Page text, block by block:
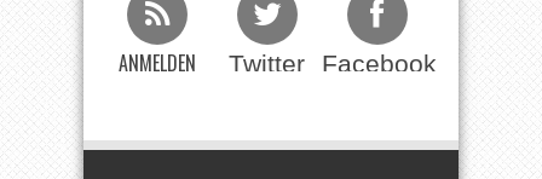
ANMELDEN Twitter Facebook